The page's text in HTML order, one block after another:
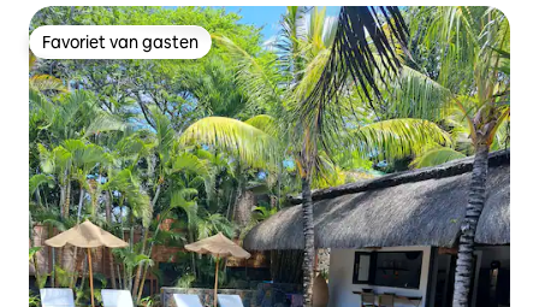
Favoriet van gasten
Favoriet van gasten